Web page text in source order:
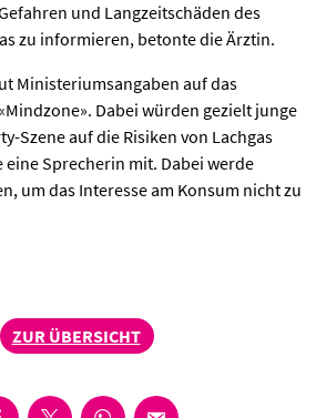
und Langzeitschäden des
zu informieren, betonte die Ärztin.
Ministeriumsangaben auf das
Dabei würden gezielt junge
Szene auf die Risiken von Lachgas
Sprecherin mit. Dabei werde
um das Interesse am Konsum nicht zu
ZUR ÜBERSICHT